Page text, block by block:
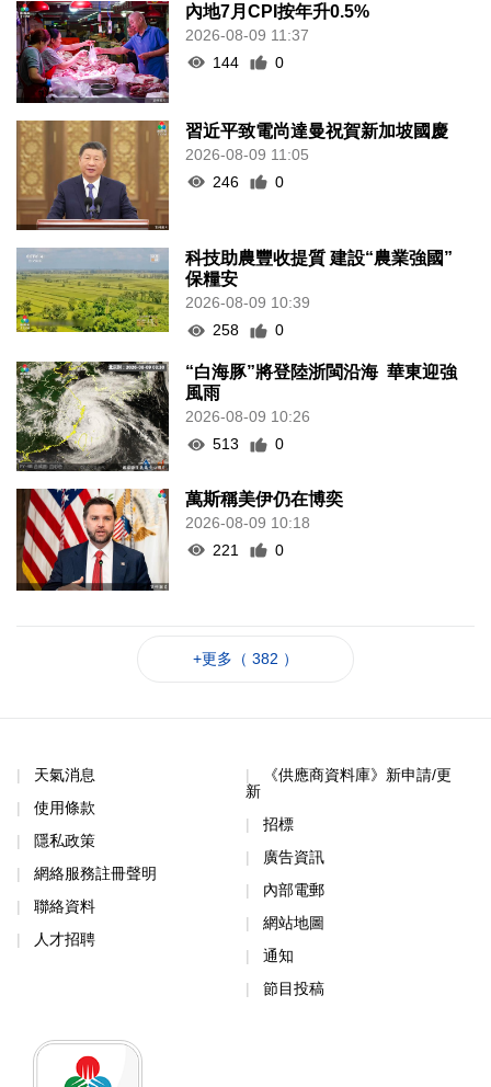
內地7月CPI按年升0.5%
2026-08-09 11:37
144
0
習近平致電尚達曼祝賀新加坡國慶
2026-08-09 11:05
246
0
科技助農豐收提質 建設“農業強國”
保糧安
2026-08-09 10:39
258
0
“白海豚”將登陸浙閩沿海 華東迎強
風雨
2026-08-09 10:26
513
0
萬斯稱美伊仍在博奕
2026-08-09 10:18
221
0
+更多（ 382 ）
天氣消息
使用條款
隱私政策
網絡服務註冊聲明
聯絡資料
人才招聘
《供應商資料庫》新申請/更
新
招標
廣告資訊
內部電郵
網站地圖
通知
節目投稿